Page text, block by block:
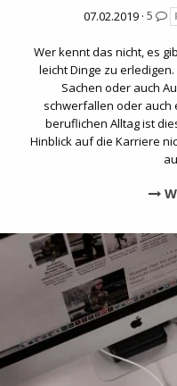
07.02.2019 · 5
Wer kennt das nicht, es
leicht Dinge zu
Sachen oder auch
schwerfallen oder auch
beruflichen Alltag ist
Hinblick auf die Karriere